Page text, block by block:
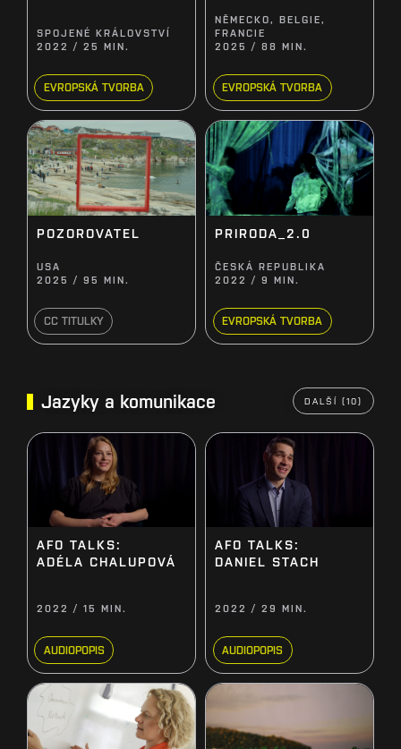
SPOJENÉ KRÁLOVSTVÍ
2022 / 25 MIN.
EVROPSKÁ TVORBA
NĚMECKO, BELGIE,
FRANCIE
2025 / 88 MIN.
EVROPSKÁ TVORBA
POZOROVATEL
USA
2025 / 95 MIN.
CC TITULKY
PRIRODA_2.0
ČESKÁ REPUBLIKA
2022 / 9 MIN.
EVROPSKÁ TVORBA
Jazyky a komunikace DALŠÍ (10)
AFO TALKS:
ADÉLA CHALUPOVÁ
2022 / 15 MIN.
AUDIOPOPIS
AFO TALKS:
DANIEL STACH
2022 / 29 MIN.
AUDIOPOPIS